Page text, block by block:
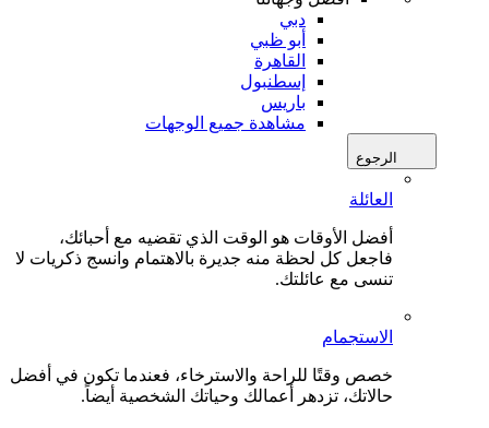
دبي
أبو ظبي
القاهرة
إسطنبول
باريس
مشاهدة جميع الوجهات
الرجوع
العائلة
أفضل الأوقات هو الوقت الذي تقضيه مع أحبائك،
فاجعل كل لحظة منه جديرة بالاهتمام وانسج ذكريات لا
تنسى مع عائلتك.
الاستجمام
خصص وقتًا للراحة والاسترخاء، فعندما تكون في أفضل
حالاتك، تزدهر أعمالك وحياتك الشخصية أيضاً.